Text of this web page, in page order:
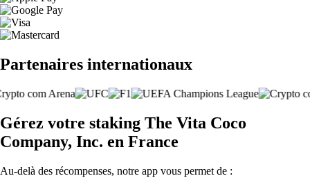
Partenaires internationaux
Gérez votre staking The Vita Coco
Company, Inc. en France
Au-delà des récompenses, notre app vous permet de :